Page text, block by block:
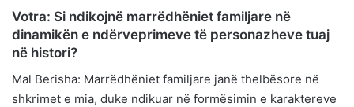
Votra: Si ndikojnë marrëdhëniet familjare në
dinamikën e ndërveprimeve të personazheve tuaj
në histori?
Mal Berisha: Marrëdhëniet familjare janë thelbësore në
shkrimet e mia, duke ndikuar në formësimin e karaktereve